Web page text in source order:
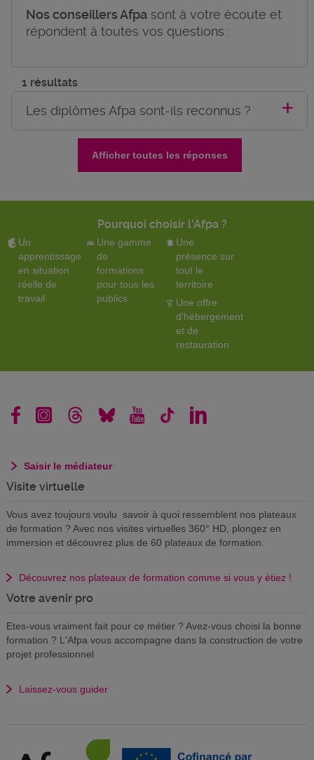
Nos conseillers Afpasont à votre écoute et
répondent à toutes vos questions :
1 résultats
Les diplômes Afpa sont-ils reconnus ?
Afficher toutes les réponses
Pourquoi choisir l'Afpa ?
Un
apprentissage
en situation
réelle de
travail
Une gamme
de
formations
pour tous les
publics
Une
présence sur
tout le
territoire
Une offre
d'hébergement
et de
restauration
Saisir le médiateur
Visite virtuelle
Vous avez toujours voulu savoir à quoi ressemblent nos plateaux
de formation ? Avec nos visites virtuelles 360° HD, plongez en
immersion et découvrez plus de 60 plateaux de formation.
Découvrez nos plateaux de formation comme si vous y étiez !
Votre avenir pro
Etes-vous vraiment fait pour ce métier ? Avez-vous choisi la bonne
formation ? L'Afpa vous accompagne dans la construction de votre
projet professionnel
Laissez-vous guider